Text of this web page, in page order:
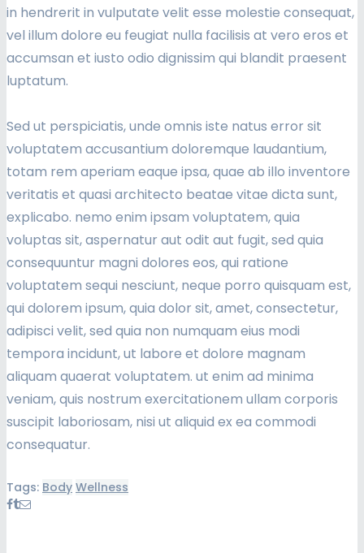
in hendrerit in vulputate velit esse molestie consequat,
vel illum dolore eu feugiat nulla facilisis at vero eros et
accumsan et iusto odio dignissim qui blandit praesent
luptatum.
Sed ut perspiciatis, unde omnis iste natus error sit
voluptatem accusantium doloremque laudantium,
totam rem aperiam eaque ipsa, quae ab illo inventore
veritatis et quasi architecto beatae vitae dicta sunt,
explicabo. nemo enim ipsam voluptatem, quia
voluptas sit, aspernatur aut odit aut fugit, sed quia
consequuntur magni dolores eos, qui ratione
voluptatem sequi nesciunt, neque porro quisquam est,
qui dolorem ipsum, quia dolor sit, amet, consectetur,
adipisci velit, sed quia non numquam eius modi
tempora incidunt, ut labore et dolore magnam
aliquam quaerat voluptatem. ut enim ad minima
veniam, quis nostrum exercitationem ullam corporis
suscipit laboriosam, nisi ut aliquid ex ea commodi
consequatur.
Tags: Body Wellness